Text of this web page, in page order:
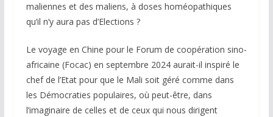
maliennes et des maliens, à doses homéopathiques
qu’il n’y aura pas d’Elections ?
Le voyage en Chine pour le Forum de coopération sino-
africaine (Focac) en septembre 2024 aurait-il inspiré le
chef de l’Etat pour que le Mali soit géré comme dans
les Démocraties populaires, où peut-être, dans
l’imaginaire de celles et de ceux qui nous dirigent